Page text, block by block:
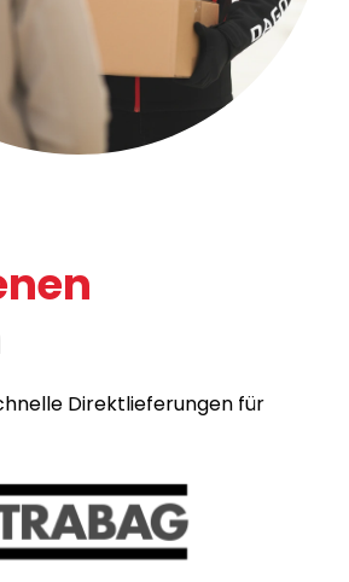
Direktlieferungen für